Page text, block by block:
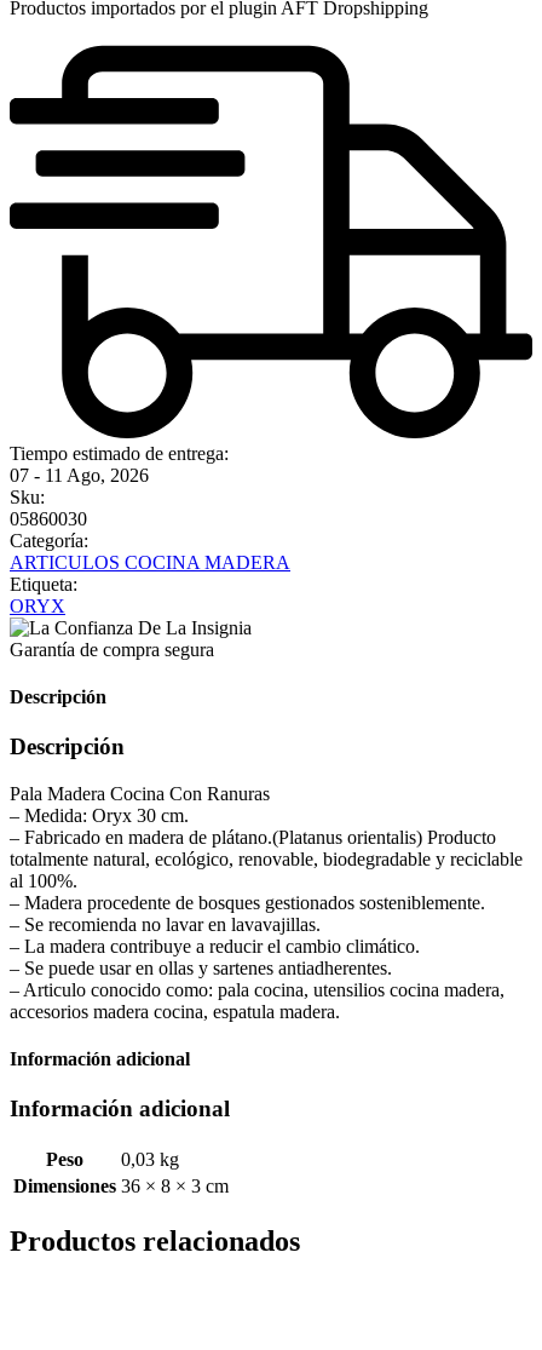
Productos importados por el plugin AFT Dropshipping
Tiempo estimado de entrega:
07 - 11 Ago, 2026
Sku:
05860030
Categoría:
ARTICULOS COCINA MADERA
Etiqueta:
ORYX
Garantía de compra segura
Descripción
Descripción
Pala Madera Cocina Con Ranuras
– Medida: Oryx 30 cm.
– Fabricado en madera de plátano.(Platanus orientalis) Producto
totalmente natural, ecológico, renovable, biodegradable y reciclable
al 100%.
– Madera procedente de bosques gestionados sosteniblemente.
– Se recomienda no lavar en lavavajillas.
– La madera contribuye a reducir el cambio climático.
– Se puede usar en ollas y sartenes antiadherentes.
– Articulo conocido como: pala cocina, utensilios cocina madera,
accesorios madera cocina, espatula madera.
Información adicional
Información adicional
Peso
0,03 kg
Dimensiones 36 × 8 × 3 cm
Productos relacionados